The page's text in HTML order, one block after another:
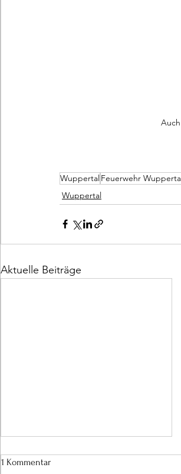
WuppertalFeuerwehr
Wuppertal
Aktuelle Beiträge
1 Kommentar